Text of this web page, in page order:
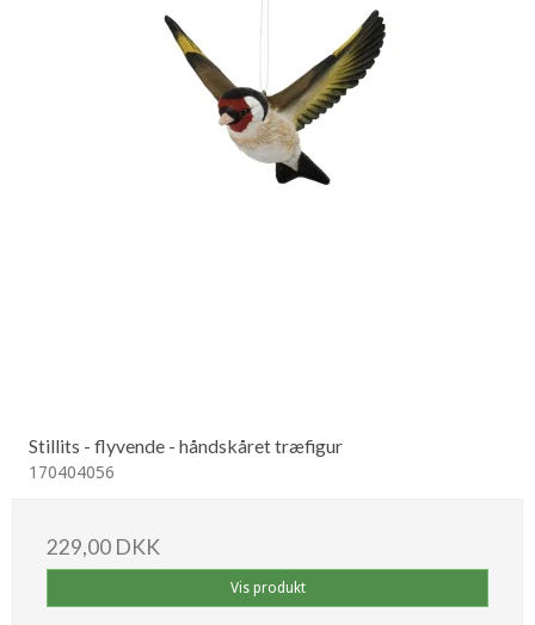
Stillits - flyvende - håndskåret træfigur
170404056
229,00 DKK
Vis produkt